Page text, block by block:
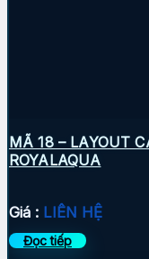
MÃ 18 – LAYOUT
ROYALAQUA
Giá : LIÊN HỆ
Đọc tiếp